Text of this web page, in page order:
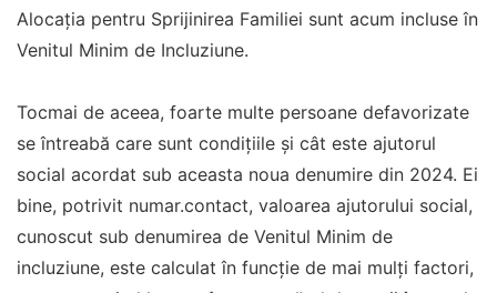
Alocația pentru Sprijinirea Familiei sunt acum incluse în
Venitul Minim de Incluziune.
Tocmai de aceea, foarte multe persoane defavorizate
se întreabă care sunt condițiile și cât este ajutorul
social acordat sub aceasta noua denumire din 2024. Ei
bine, potrivit numar.contact, valoarea ajutorului social,
cunoscut sub denumirea de Venitul Minim de
incluziune, este calculat în funcție de mai mulți factori,